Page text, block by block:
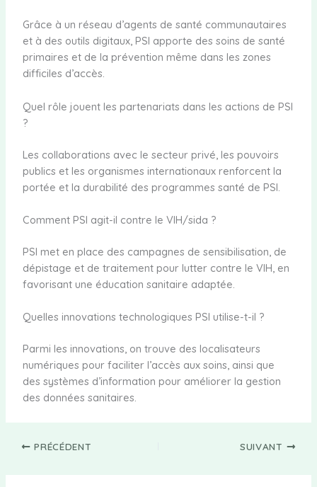
Grâce à un réseau d’agents de santé communautaires
et à des outils digitaux, PSI apporte des soins de santé
primaires et de la prévention même dans les zones
difficiles d’accès.
Quel rôle jouent les partenariats dans les actions de PSI
?
Les collaborations avec le secteur privé, les pouvoirs
publics et les organismes internationaux renforcent la
portée et la durabilité des programmes santé de PSI.
Comment PSI agit-il contre le VIH/sida ?
PSI met en place des campagnes de sensibilisation, de
dépistage et de traitement pour lutter contre le VIH, en
favorisant une éducation sanitaire adaptée.
Quelles innovations technologiques PSI utilise-t-il ?
Parmi les innovations, on trouve des localisateurs
numériques pour faciliter l’accès aux soins, ainsi que
des systèmes d’information pour améliorer la gestion
des données sanitaires.
PRÉCÉDENT SUIVANT